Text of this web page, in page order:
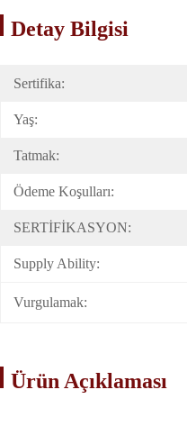
Detay Bilgisi
Sertifika:
Yaş:
Tatmak:
Ödeme Koşulları:
SERTİFİKASYON:
Supply Ability:
Vurgulamak:
Ürün Açıklaması